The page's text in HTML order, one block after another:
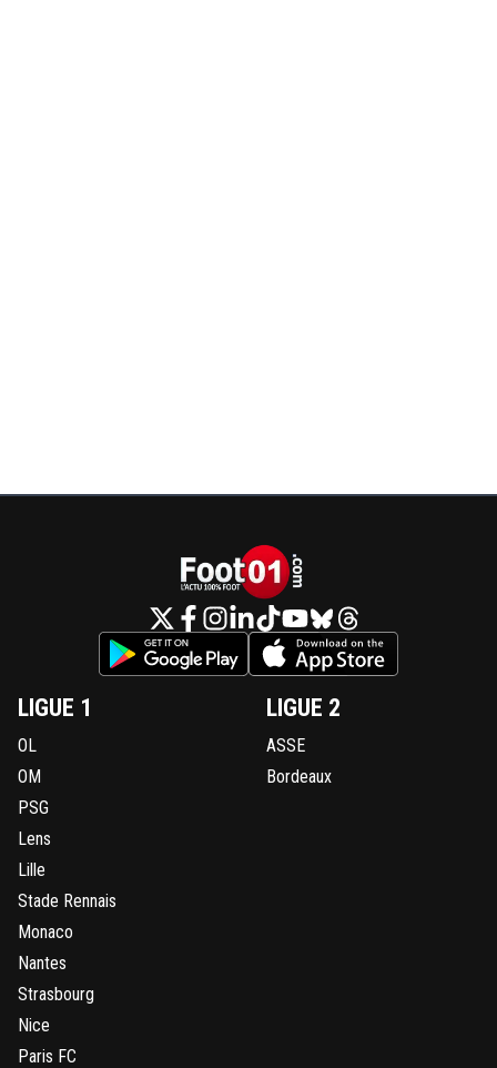
LIGUE 1
OL
OM
PSG
Lens
Lille
Stade Rennais
Monaco
Nantes
Strasbourg
Nice
Paris FC
LIGUE 2
ASSE
Bordeaux